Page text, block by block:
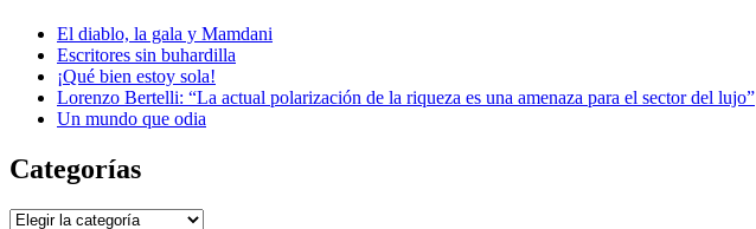
El diablo, la gala y Mamdani
Escritores sin buhardilla
¡Qué bien estoy sola!
Lorenzo Bertelli: “La actual polarización de la riqueza es una amenaza para el sector del lujo”
Un mundo que odia
Categorías
Categorías